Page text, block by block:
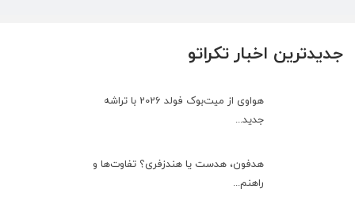
جدیدترین اخبار تکراتو
هواوی از میت‌بوک فولد 2026 با تراشه
جدید...
هدفون، هدست یا هندزفری؟ تفاوت‌ها و
راهنم...